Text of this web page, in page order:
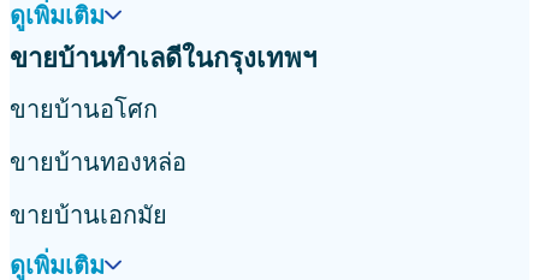
ดูเพิ่มเติม
ขายบ้านทำเลดีในกรุงเทพฯ
ขายบ้านอโศก
ขายบ้านทองหล่อ
ขายบ้านเอกมัย
ดูเพิ่มเติม